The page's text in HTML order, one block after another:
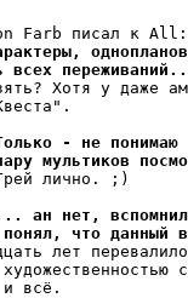
всех
Хотя у даже
- не понимаю
мультиков
лично. ;)
ан нет,
что данный
лет
и всё.